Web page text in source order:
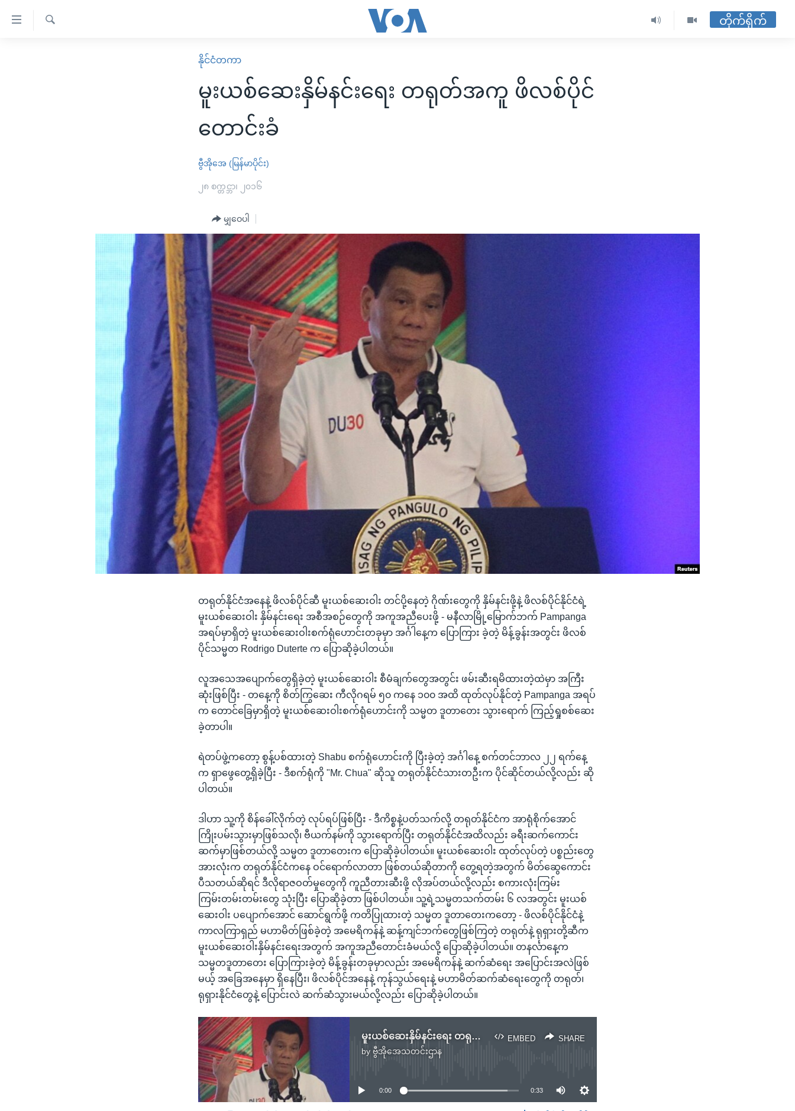
တိုက်ရိုက်
နိုင်ငံတကာ
မူးယစ်ဆေးနှိမ်နင်းရေး တရုတ်အကူ ဖိလစ်ပိုင်
တောင်းခံ
ဗွီအိုအေ (မြန်မာပိုင်း)
၂၈ စက္တင္ဘာ၊ ၂၀၁၆
မျှဝေပါ
တရုတ်နိုင်ငံအနေနဲ့ ဖိလစ်ပိုင်ဆီ မူးယစ်ဆေးဝါး တင်ပို့နေတဲ့ ဂိုဏ်းတွေကို နှိမ်နင်းဖို့နဲ့ ဖိလစ်ပိုင်နိုင်ငံရဲ့
မူးယစ်ဆေးဝါး နှိမ်နင်းရေး အစီအစဉ်တွေကို အကူအညီပေးဖို့ - မနီလာမြို့မြောက်ဘက် Pampanga
အရပ်မှာရှိတဲ့ မူးယစ်ဆေးဝါးစက်ရုံဟောင်းတခုမှာ အင်္ဂါနေ့က ပြောကြား ခဲ့တဲ့ မိန့်ခွန်းအတွင်း ဖိလစ်
ပိုင်သမ္မတ Rodrigo Duterte က ပြောဆိုခဲ့ပါတယ်။
လူအသေအပျောက်တွေရှိခဲ့တဲ့ မူးယစ်ဆေးဝါး စီမံချက်တွေအတွင်း ဖမ်းဆီးရမိထားတဲ့ထဲမှာ အကြီး
ဆုံးဖြစ်ပြီး - တနေ့ကို စိတ်ကြွဆေး ကီလိုဂရမ် ၅၀ ကနေ ၁၀၀ အထိ ထုတ်လုပ်နိုင်တဲ့ Pampanga အရပ်
က တောင်ခြေမှာရှိတဲ့ မူးယစ်ဆေးဝါးစက်ရုံဟောင်းကို သမ္မတ ဒူတာတေး သွားရောက် ကြည့်ရှုစစ်ဆေး
ခဲ့တာပါ။
ရဲတပ်ဖွဲ့ကတော့ စွန့်ပစ်ထားတဲ့ Shabu စက်ရုံဟောင်းကို ပြီးခဲ့တဲ့ အင်္ဂါနေ့ စက်တင်ဘာလ ၂၂ ရက်နေ့
က ရှာဖွေတွေ့ရှိခဲ့ပြီး - ဒီစက်ရုံကို "Mr. Chua" ဆိုသူ တရုတ်နိုင်ငံသားတဦးက ပိုင်ဆိုင်တယ်လို့လည်း ဆို
ပါတယ်။
ဒါဟာ သူ့ကို စိန်ခေါ်လိုက်တဲ့ လုပ်ရပ်ဖြစ်ပြီး - ဒီကိစ္စနဲ့ပတ်သက်လို့ တရုတ်နိုင်ငံက အာရုံစိုက်အောင်
ကြိုးပမ်းသွားမှာဖြစ်သလို၊ ဗီယက်နမ်ကို သွားရောက်ပြီး တရုတ်နိုင်ငံအထိလည်း ခရီးဆက်ကောင်း
ဆက်မှာဖြစ်တယ်လို့ သမ္မတ ဒူတာတေးက ပြောဆိုခဲ့ပါတယ်။ မူးယစ်ဆေးဝါး ထုတ်လုပ်တဲ့ ပစ္စည်းတွေ
အားလုံးက တရုတ်နိုင်ငံကနေ ဝင်ရောက်လာတာ ဖြစ်တယ်ဆိုတာကို တွေ့ရတဲ့အတွက် မိတ်ဆွေကောင်း
ပီသတယ်ဆိုရင် ဒီလိုရာဇဝတ်မှုတွေကို ကူညီတားဆီးဖို့ လိုအပ်တယ်လို့လည်း စကားလုံးကြမ်း
ကြမ်းတမ်းတမ်းတွေ သုံးပြီး ပြောဆိုခဲ့တာ ဖြစ်ပါတယ်။ သူ့ရဲ့သမ္မတသက်တမ်း ၆ လအတွင်း မူးယစ်
ဆေးဝါး ပပျောက်အောင် ဆောင်ရွက်ဖို့ ကတိပြုထားတဲ့ သမ္မတ ဒူတာတေးကတော့ - ဖိလစ်ပိုင်နိုင်ငံနဲ့
ကာလကြာရှည် မဟာမိတ်ဖြစ်ခဲ့တဲ့ အမေရိကန်နဲ့ ဆန့်ကျင်ဘက်တွေဖြစ်ကြတဲ့ တရုတ်နဲ့ ရုရှားတို့ဆီက
မူးယစ်ဆေးဝါးနှိမ်နင်းရေးအတွက် အကူအညီတောင်းခံမယ်လို့ ပြောဆိုခဲ့ပါတယ်။ တနင်္လာနေ့က
သမ္မတဒူတာတေး ပြောကြားခဲ့တဲ့ မိန့်ခွန်းတခုမှာလည်း အမေရိကန်နဲ့ ဆက်ဆံရေး အပြောင်းအလဲဖြစ်
မယ့် အခြေအနေမှာ ရှိနေပြီး၊ ဖိလစ်ပိုင်အနေနဲ့ ကုန်သွယ်ရေးနဲ့ မဟာမိတ်ဆက်ဆံရေးတွေကို တရုတ်၊
ရုရှားနိုင်ငံတွေနဲ့ ပြောင်းလဲ ဆက်ဆံသွားမယ်လို့လည်း ပြောဆိုခဲ့ပါတယ်။
EMBED SHARE
မူးယစ်ဆေးနှိမ်နင်းရေး တရုတ်အကူ ဖိလစ်ပိုင်တောင်းခံ
byဗွီအိုအေသတင်းဌာန
No media source currently available
0:00 0:33